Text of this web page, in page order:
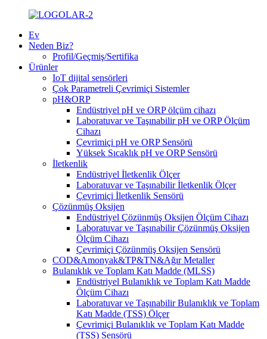
Ev
Neden Biz?
Profil/Geçmiş/Sertifika
Ürünler
IoT dijital sensörleri
Çok Parametreli Çevrimiçi Sistemler
pH&ORP
Endüstriyel pH ve ORP ölçüm cihazı
Laboratuvar ve Taşınabilir pH ve ORP Ölçüm
Cihazı
Çevrimiçi pH ve ORP Sensörü
Yüksek Sıcaklık pH ve ORP Sensörü
İletkenlik
Endüstriyel İletkenlik Ölçer
Laboratuvar ve Taşınabilir İletkenlik Ölçer
Çevrimiçi İletkenlik Sensörü
Çözünmüş Oksijen
Endüstriyel Çözünmüş Oksijen Ölçüm Cihazı
Laboratuvar ve Taşınabilir Çözünmüş Oksijen
Ölçüm Cihazı
Çevrimiçi Çözünmüş Oksijen Sensörü
COD&Amonyak&TP&TN&Ağır Metaller
Bulanıklık ve Toplam Katı Madde (MLSS)
Endüstriyel Bulanıklık ve Toplam Katı Madde
Ölçüm Cihazı
Laboratuvar ve Taşınabilir Bulanıklık ve Toplam
Katı Madde (TSS) Ölçer
Çevrimiçi Bulanıklık ve Toplam Katı Madde
(TSS) Sensörü